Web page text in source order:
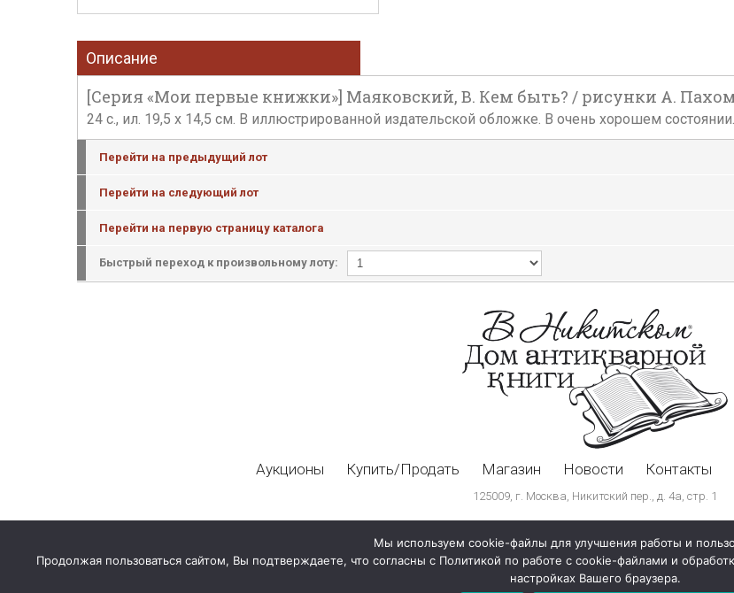
Описание
[Серия «Мои первые книжки»] Маяковский, В. Кем быть? / рисунки А.
24 с., ил. 19,5 х 14,5 см. В иллюстрированной издательской обложке. В очень хорошем состоянии.
Перейти на предыдущий лот
Перейти на следующий лот
Перейти на первую страницу каталога
Быстрый переход к произвольному лоту:
Аукционы Купить/Продать Магазин Новости Контакты
125009, г. Москва, Никитский пер., д. 4а, стр. 1
Мы используем cookie-файлы для улучшения работы и
Продолжая пользоваться сайтом, Вы подтверждаете, что согласны с Политикой по работе с cookie-файлами и
настройках Вашего браузера.